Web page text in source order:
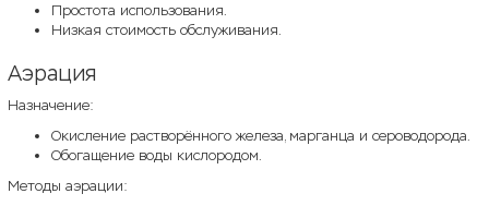
Простота использования.
Низкая стоимость обслуживания.
Аэрация
Назначение:
Окисление растворённого железа, марганца и сероводорода.
Обогащение воды кислородом.
Методы аэрации: